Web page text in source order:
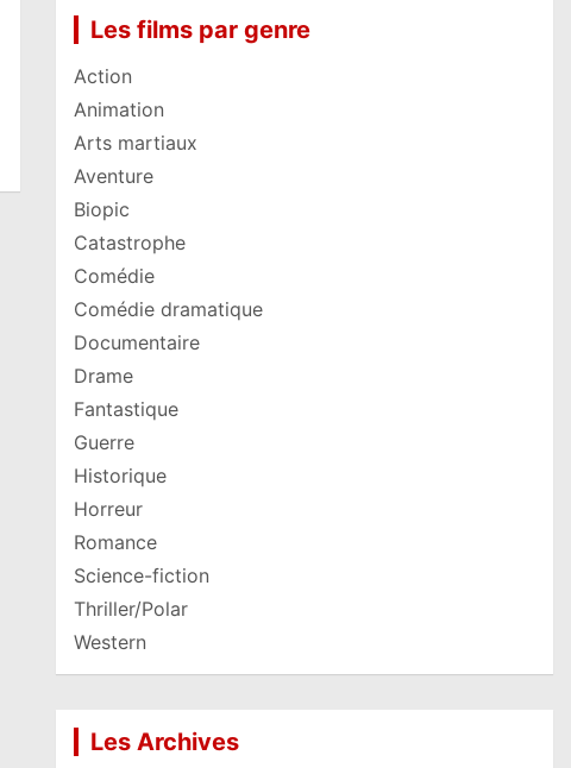
Les films par genre
Action
Animation
Arts martiaux
Aventure
Biopic
Catastrophe
Comédie
Comédie dramatique
Documentaire
Drame
Fantastique
Guerre
Historique
Horreur
Romance
Science-fiction
Thriller/Polar
Western
Les Archives